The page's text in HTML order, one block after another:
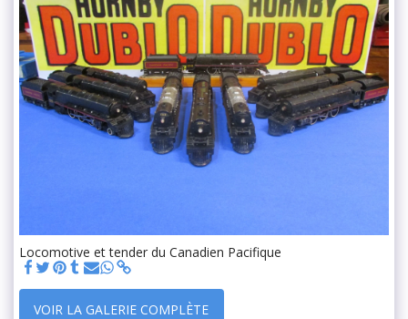
Locomotive et tender du Canadien Pacifique
VOIR LA GALERIE COMPLÈTE